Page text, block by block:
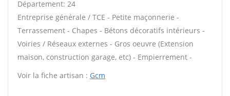
Département: 24
Entreprise générale / TCE - Petite maçonnerie -
Terrassement - Chapes - Bétons décoratifs intérieurs -
Voiries / Réseaux externes - Gros oeuvre (Extension
maison, construction garage, etc) - Empierrement -
Voir la fiche artisan : Gcm